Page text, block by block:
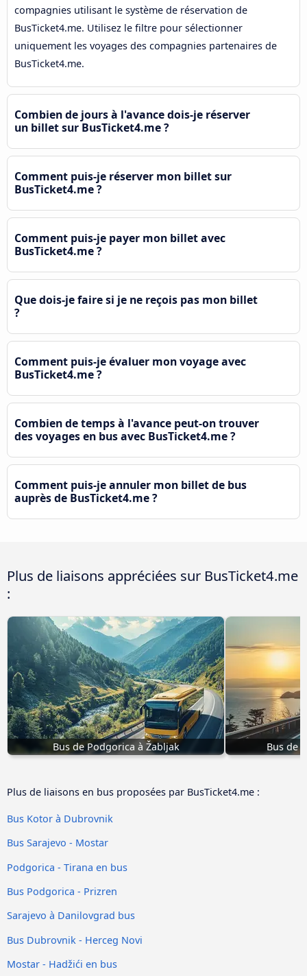
compagnies utilisant le système de réservation de
BusTicket4.me. Utilisez le filtre pour sélectionner
uniquement les voyages des compagnies partenaires de
BusTicket4.me.
Combien de jours à l'avance dois-je réserver
un billet sur BusTicket4.me ?
Comment puis-je réserver mon billet sur
BusTicket4.me ?
Comment puis-je payer mon billet avec
BusTicket4.me ?
Que dois-je faire si je ne reçois pas mon billet
?
Comment puis-je évaluer mon voyage avec
BusTicket4.me ?
Combien de temps à l'avance peut-on trouver
des voyages en bus avec BusTicket4.me ?
Comment puis-je annuler mon billet de bus
auprès de BusTicket4.me ?
Plus de liaisons appréciées sur BusTicket4.me
:
Bus de Podgorica à Žabljak Bus de
Plus de liaisons en bus proposées par BusTicket4.me :
Bus Kotor à Dubrovnik
Bus Sarajevo - Mostar
Podgorica - Tirana en bus
Bus Podgorica - Prizren
Sarajevo à Danilovgrad bus
Bus Dubrovnik - Herceg Novi
Mostar - Hadžići en bus